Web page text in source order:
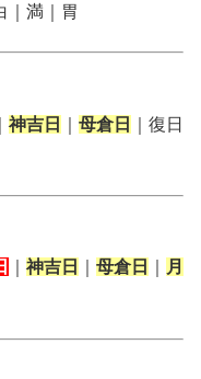
｜満｜胃
神吉日 母倉日
｜復日
神吉日 母倉日
月